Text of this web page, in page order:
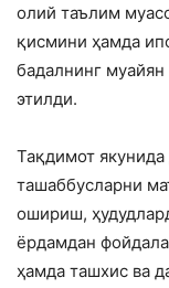
олий таълим
қисмини ҳамда
бадалнинг
этилди.
Тақдимот
ташаббусларни
ошириш,
ёрдамдан
ҳамда ташхис ва